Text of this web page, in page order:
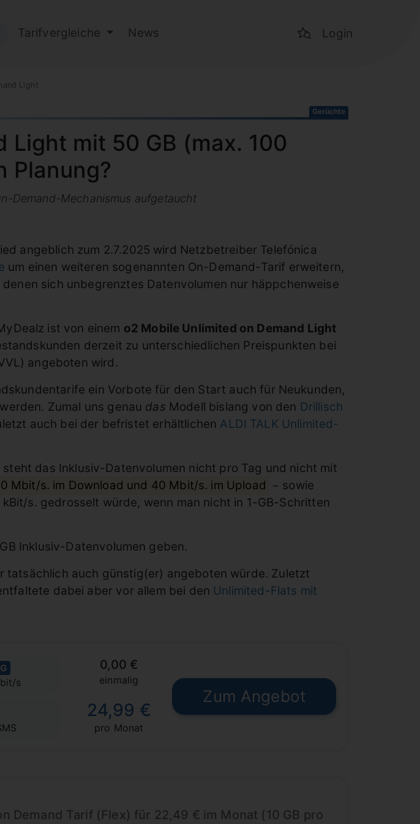
Tarifvergleiche News Login
Light
Gerüchte
Light mit 50 GB (max. 100
Planung?
Demand-Mechanismus aufgetaucht
angeblich zum 2.7.2025 wird Netzbetreiber Telefónica
um einen weiteren sogenannten On-Demand-Tarif erweitern,
denen sich unbegrenztes Datenvolumen nur häppchenweise
ist von einem o2 Mobile Unlimited on Demand Light
derzeit zu unterschiedlichen Preispunkten bei
angeboten wird.
ein Vorbote für den Start auch für Neukunden,
Zumal uns genau das Modell bislang von den Drillisch
auch bei der befristet erhältlichen ALDI TALK Unlimited-
steht das Inklusiv-Datenvolumen nicht pro Tag und nicht mit
Mbit/s. im Download und 40 Mbit/s. im Upload − sowie
s. gedrosselt würde, wenn man nicht in 1-GB-Schritten
Inklusiv-Datenvolumen geben.
tatsächlich auch günstig(er) angeboten würde. Zuletzt
dabei aber vor allem bei den Unlimited-Flats mit
s
0,00 €
einmalig
24,99 €
pro Monat
Zum Angebot
Demand Tarif (Flex) für 22,49 € im Monat (10 GB pro